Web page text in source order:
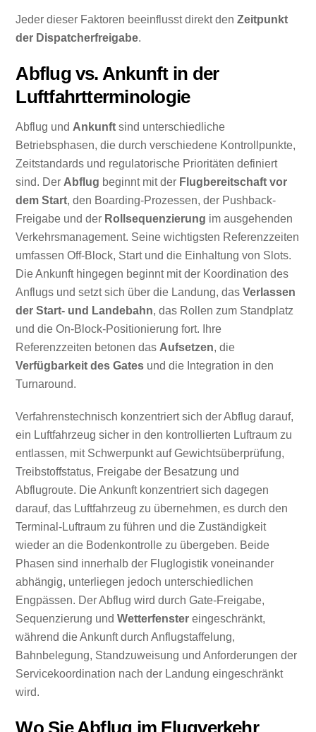
Jeder dieser Faktoren beeinflusst direkt denZeitpunkt
der Dispatcherfreigabe.
Abflug vs. Ankunft in der
Luftfahrtterminologie
Abflug und Ankunft sind unterschiedliche
Betriebsphasen, die durch verschiedene Kontrollpunkte,
Zeitstandards und regulatorische Prioritäten definiert
sind. Der Abflug beginnt mit der Flugbereitschaft vor
dem Start, den Boarding-Prozessen, der Pushback-
Freigabe und der Rollsequenzierung im ausgehenden
Verkehrsmanagement. Seine wichtigsten Referenzzeiten
umfassen Off-Block, Start und die Einhaltung von Slots.
Die Ankunft hingegen beginnt mit der Koordination des
Anflugs und setzt sich über die Landung, dasVerlassen
der Start- und Landebahn, das Rollen zum Standplatz
und die On-Block-Positionierung fort. Ihre
Referenzzeiten betonen das Aufsetzen, die
Verfügbarkeit des Gates und die Integration in den
Turnaround.
Verfahrenstechnisch konzentriert sich der Abflug darauf,
ein Luftfahrzeug sicher in den kontrollierten Luftraum zu
entlassen, mit Schwerpunkt auf Gewichtsüberprüfung,
Treibstoffstatus, Freigabe der Besatzung und
Abflugroute. Die Ankunft konzentriert sich dagegen
darauf, das Luftfahrzeug zu übernehmen, es durch den
Terminal-Luftraum zu führen und die Zuständigkeit
wieder an die Bodenkontrolle zu übergeben. Beide
Phasen sind innerhalb der Fluglogistik voneinander
abhängig, unterliegen jedoch unterschiedlichen
Engpässen. Der Abflug wird durch Gate-Freigabe,
Sequenzierung undWetterfenster eingeschränkt,
während die Ankunft durch Anflugstaffelung,
Bahnbelegung, Standzuweisung und Anforderungen der
Servicekoordination nach der Landung eingeschränkt
wird.
Wo Sie Abflug im Flugverkehr